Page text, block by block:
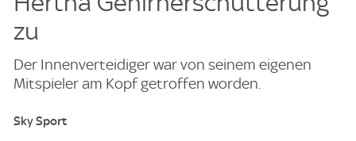
zu
Der Innenverteidiger war von seinem eigenen
Mitspieler am Kopf getroffen worden.
Sky Sport